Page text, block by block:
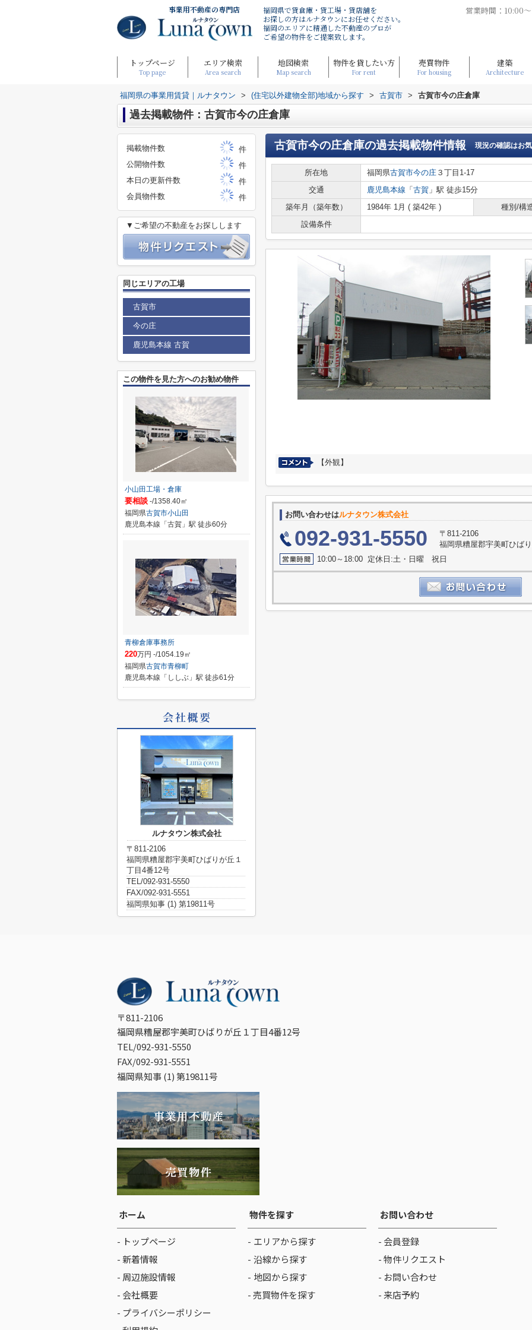
事業用不動産の専門店
福岡県で貸倉庫・貸工場・貸店舗を
お探しの方はルナタウンにお任せください。
福岡のエリアに精通した不動産のプロが
ご希望の物件をご提案致します。
営業時間：10:00
トップページ
Top page
エリア検索
Area search
地図検索
Map search
物件を貸したい方
For rent
売買物件
For housing
建築
Architecture
福岡県の事業用賃貸｜ルナタウン > (住宅以外建物全部)地域から探す > 古賀市 > 古賀市今の庄倉庫
過去掲載物件：古賀市今の庄倉庫
古賀市今の庄倉庫の過去掲載物件情報 現況の確認はお
所在地 福岡県古賀市今の庄 ３丁目1-17
交通
鹿児島本線 「 古賀 」駅 徒歩15分
築年月（築年数）
1984年 1月 ( 築42年 ) 種別/構
設備条件
【外観】
お問い合わせはルナタウン株式会社
092-931-5550
〒811-2106
福岡県糟屋郡宇美町ひば
10:00～18:00 定休日:土・日曜 祝日
掲載物件数
件
公開物件数
件
本日の更新件数
件
会員物件数
件
▼ご希望の不動産をお探しします
同じエリアの工場
古賀市
今の庄
鹿児島本線 古賀
この物件を見た方へのお勧め物件
小山田工場・倉庫
要相談 -/1358.40㎡
福岡県古賀市小山田
鹿児島本線「古賀」駅 徒歩60分
青柳倉庫事務所
220万円 -/1054.19㎡
福岡県古賀市青柳町
鹿児島本線「ししぶ」駅 徒歩61分
ルナタウン株式会社
〒811-2106
福岡県糟屋郡宇美町ひばりが丘１
丁目4番12号
TEL/092-931-5550
FAX/092-931-5551
福岡県知事 (1) 第19811号
〒811-2106
福岡県糟屋郡宇美町ひばりが丘１丁目4番12号
TEL/092-931-5550
FAX/092-931-5551
福岡県知事 (1) 第19811号
ホーム
- トップページ
- 新着情報
- 周辺施設情報
- 会社概要
- プライバシーポリシー
物件を探す
エリアから探す
沿線から探す
地図から探す
- 売買物件を探す
お問い合わせ
- 会員登録
- 物件リクエスト
- お問い合わせ
- 来店予約